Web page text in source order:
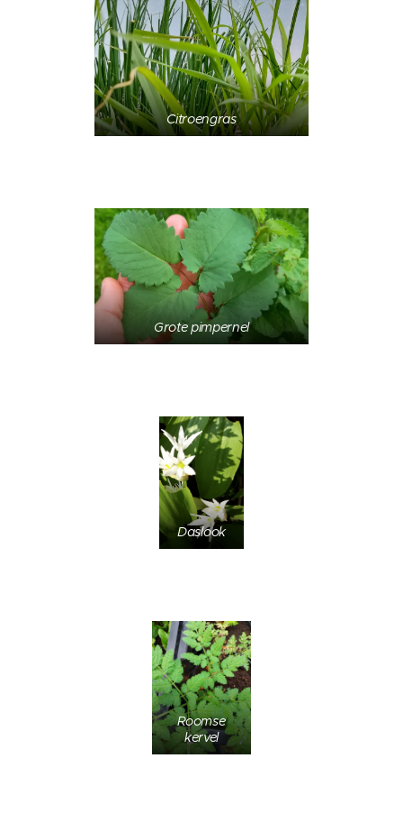
Citroengras
Grote pimpernel
Daslook
Roomse
kervel